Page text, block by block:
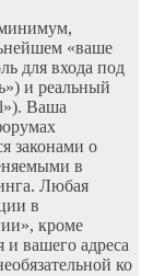
минимум,
«ваше
для входа под
и реальный
Ваша
законами о
в
Любая
в
кроме
и вашего адреса
ко